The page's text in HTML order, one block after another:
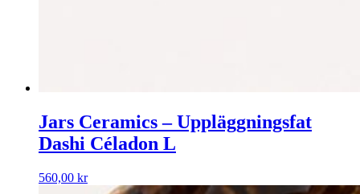
Jars Ceramics – Uppläggningsfat
Dashi Céladon L
560,00 kr